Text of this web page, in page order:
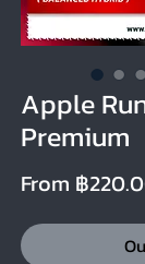
Apple
Premium
From ฿